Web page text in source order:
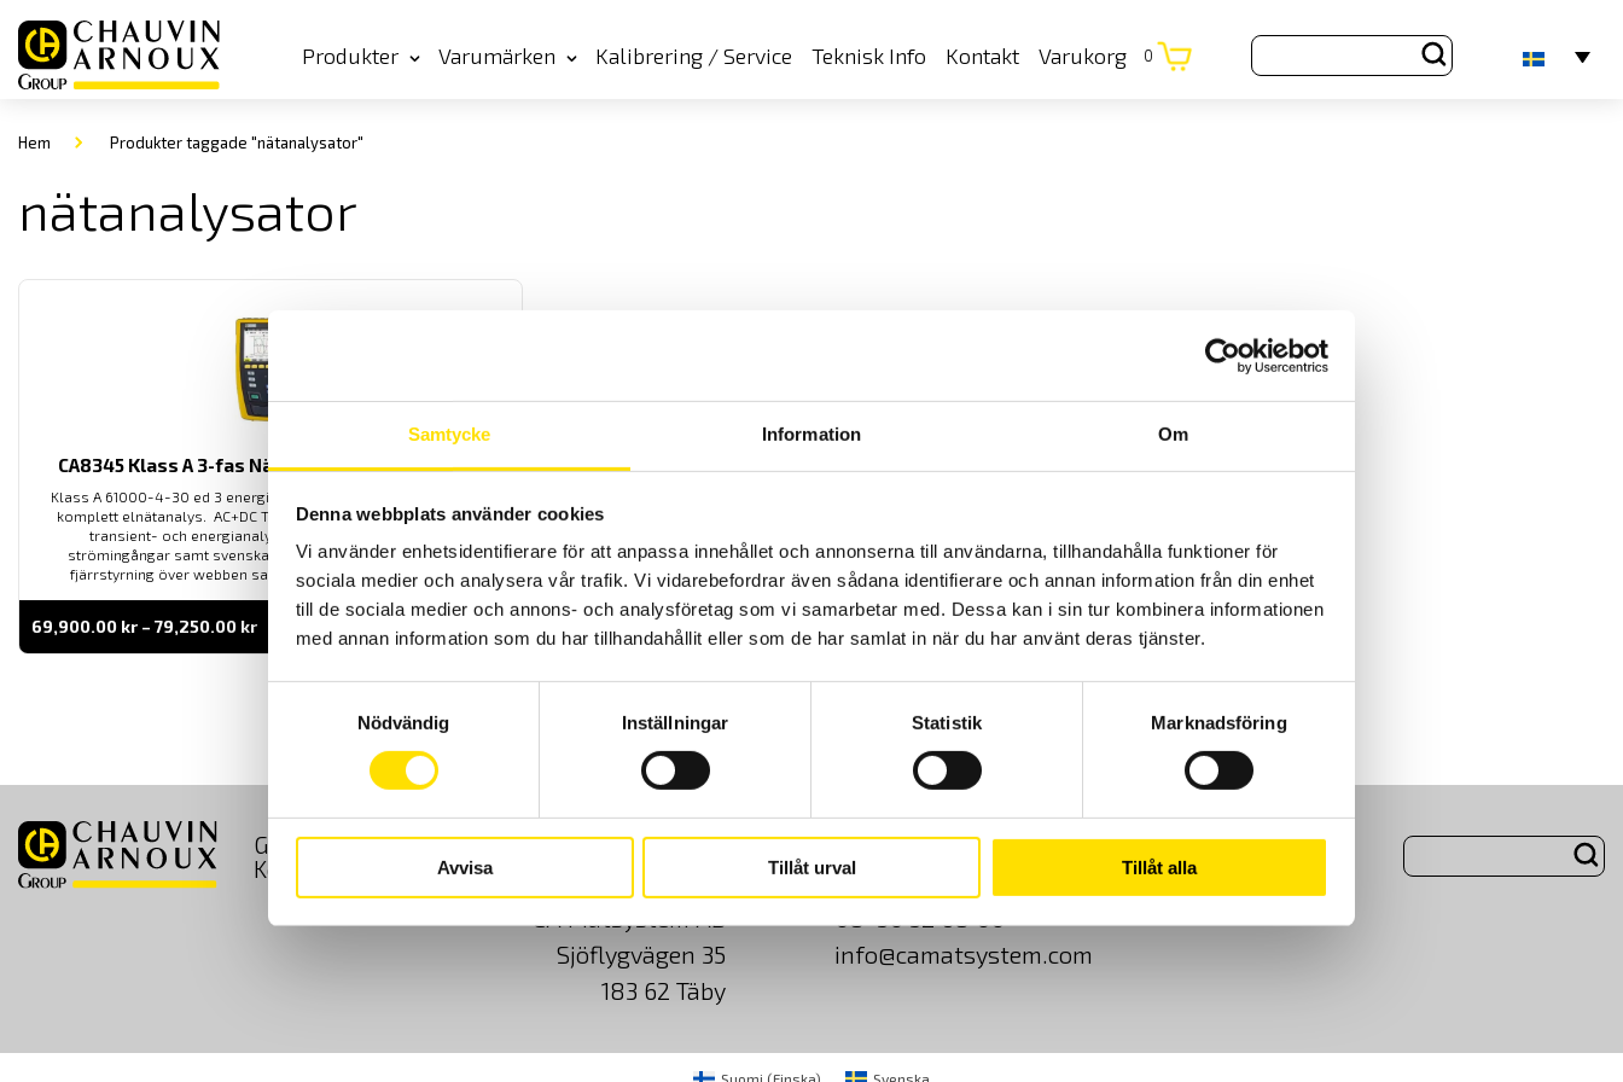
Samtycke Information Om
Denna webbplats använder cookies
Vi använder enhetsidentifierare för att anpassa innehållet och annonserna till användarna, tillhandahålla funktioner för
sociala medier och analysera vår trafik. Vi vidarebefordrar även sådana identifierare och annan information från din enhet
till de sociala medier och annons- och analysföretag som vi samarbetar med. Dessa kan i sin tur kombinera informationen
med annan information som du har tillhandahållit eller som de har samlat in när du har använt deras tjänster.
Nödvändig
Inställningar Statistik Marknadsföring
Avvisa Tillåt urval Tillåt alla
Produkter Varumärken Kalibrering / Service Teknisk Info Kontakt Varukorg 0
Hem Produkter taggade "nätanalysator"
nätanalysator
CA8345 Klass A 3-fas Nät- och energianalysator
Klass A 61000-4-30 ed 3 energianalysator med inbyggd GPS för
komplett elnätanalys. AC+DC TRMS mätning för motorstarter-
transient- och energianalys med 5 spännings- och 4
strömingångar samt svenska menyer. Med VNC funktion för
fjärrstyrning över webben samt flexibel minneshantering.
69,900.00 kr – 79,250.00 krPrisintervall:
69,900.00 kr
till
LÄS MER
GDPR Köpvillkor Cookies Klagomål Kundundersökning
Om Oss
Kontakt
CA Mätsystem AB
Sjöflygvägen 35
183 62 Täby
08-50 52 68 00
info@camatsystem.com